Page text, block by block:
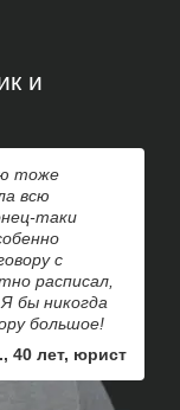
и
тоже
всю
таки
с
расписал,
бы никогда
большое!
40 лет, юрист